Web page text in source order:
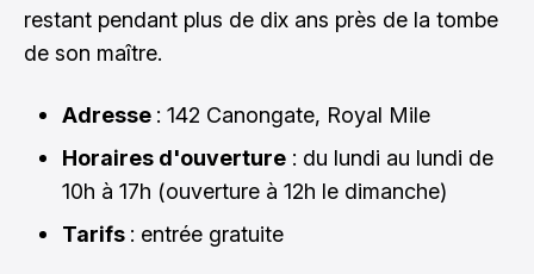
restant pendant plus de dix ans près de la tombe
de son maître.
Adresse : 142 Canongate, Royal Mile
Horaires d'ouverture : du lundi au lundi de
10h à 17h (ouverture à 12h le dimanche)
Tarifs : entrée gratuite